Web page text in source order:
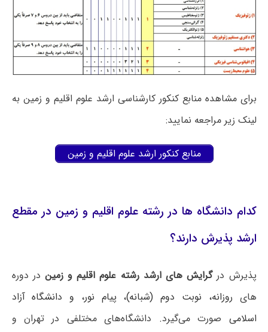
برای مشاهده منابع کنکور کارشناسی ارشد علوم اقلیم و زمین به
لینک زیر مراجعه نمایید:
منابع کنکور ارشد علوم اقلیم و زمین
کدام دانشگاه ها در رشته علوم اقلیم و زمین در مقطع
ارشد پذیرش دارند؟
پذیرش درگرایش های ارشد رشته علوم اقلیم و زمین در دوره
های روزانه، نوبت دوم (شبانه)، پیام نور، و دانشگاه آزاد
اسلامی صورت می‌گیرد. دانشگاه‌های مختلفی در تهران و